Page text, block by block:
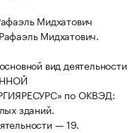
Мидхатович
Мидхатович.
вид деятельности
по ОКВЭД:
зданий.
— 19.